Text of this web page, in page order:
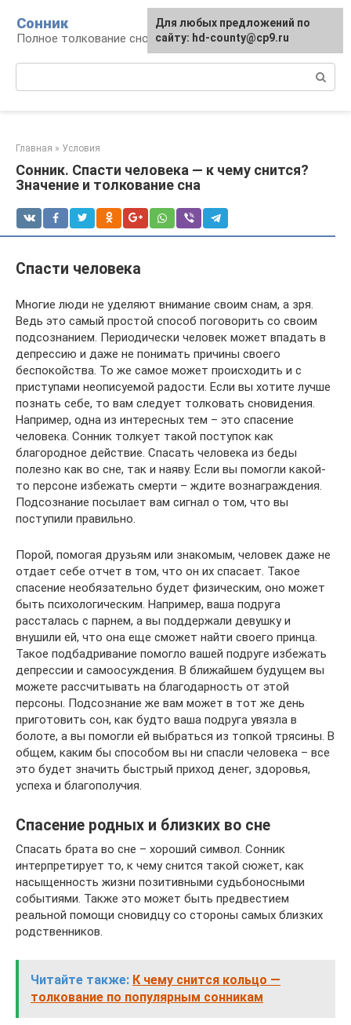
контенту
Сонник
Полное толкование снов
Главная » Условия
Сонник. Спасти человека — к чему снится?
Значение и толкование сна
Спасти человека
Многие люди не уделяют внимание своим снам, а зря.
Ведь это самый простой способ поговорить со своим
подсознанием. Периодически человек может впадать в
депрессию и даже не понимать причины своего
беспокойства. То же самое может происходить и с
приступами неописуемой радости. Если вы хотите лучше
познать себе, то вам следует толковать сновидения.
Например, одна из интересных тем – это спасение
человека. Сонник толкует такой поступок как
благородное действие. Спасать человека из беды
полезно как во сне, так и наяву. Если вы помогли какой-
то персоне избежать смерти – ждите вознаграждения.
Подсознание посылает вам сигнал о том, что вы
поступили правильно.
Порой, помогая друзьям или знакомым, человек даже не
отдает себе отчет в том, что он их спасает. Такое
спасение необязательно будет физическим, оно может
быть психологическим. Например, ваша подруга
рассталась с парнем, а вы поддержали девушку и
внушили ей, что она еще сможет найти своего принца.
Такое подбадривание помогло вашей подруге избежать
депрессии и самоосуждения. В ближайшем будущем вы
можете рассчитывать на благодарность от этой
персоны. Подсознание же вам может в тот же день
приготовить сон, как будто ваша подруга увязла в
болоте, а вы помогли ей выбраться из топкой трясины. В
общем, каким бы способом вы ни спасли человека – все
это будет значить быстрый приход денег, здоровья,
успеха и благополучия.
Спасение родных и близких во сне
Спасать брата во сне – хороший символ. Сонник
интерпретирует то, к чему снится такой сюжет, как
насыщенность жизни позитивными судьбоносными
событиями. Также это может быть предвестием
реальной помощи сновидцу со стороны самых близких
родственников.
Читайте также: К чему снится кольцо —
толкование по популярным сонникам
Для любых предложений по
сайту: hd-county@cp9.ru